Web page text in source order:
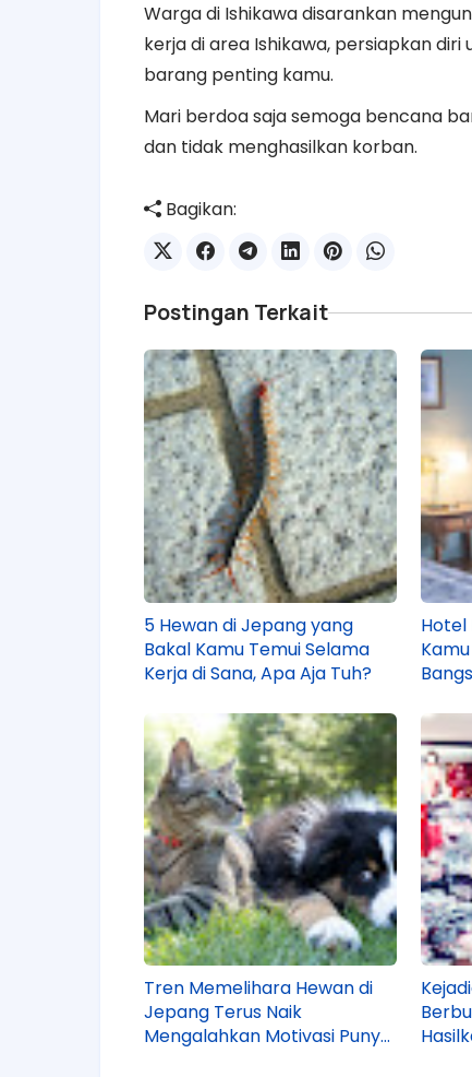
Warga di Ishikawa disarankan
kerja di area Ishikawa, persiapkan
barang penting kamu.
Mari berdoa saja semoga bencana
dan tidak menghasilkan korban.
Bagikan:
Postingan Terkait
5 Hewan di Jepang yang
Bakal Kamu Temui Selama
Kerja di Sana, Apa Aja Tuh?
Hotel
Tren Memelihara Hewan di
Jepang Terus Naik
Mengalahkan Motivasi Punya